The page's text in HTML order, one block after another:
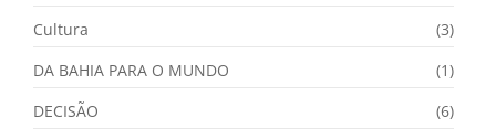
Cultura
(3)
DA BAHIA PARA O MUNDO
(1)
DECISÃO
(6)